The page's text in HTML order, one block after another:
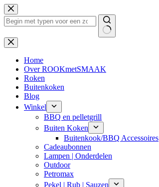
Ga
naar
de
Geen
resultaten
Home
Over ROOKmetSMAAK
Roken
Buitenkoken
Blog
Winkel
BBQ en pelletgrill
Buiten Koken
Buitenkook/BBQ Accessoires
Cadeaubonnen
Lampen | Onderdelen
Outdoor
Petromax
Pekel | Rub | Sauzen